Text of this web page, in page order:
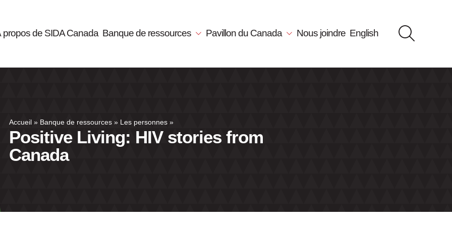
propos de SIDA Canada Banque de ressources Pavillon du Canada Nous joindre English
Accueil » Banque de ressources » Les personnes »
Positive Living: HIV stories from
Canada